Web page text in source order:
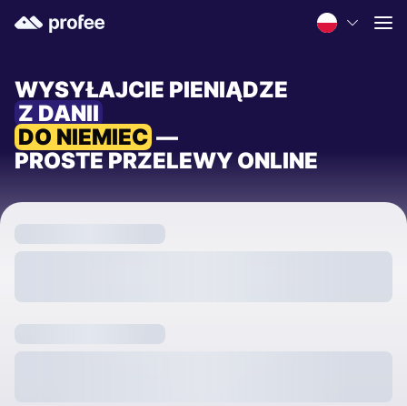
WYSYŁAJCIE PIENIĄDZE
Z DANII
DO NIEMIEC —
PROSTE PRZELEWY ONLINE